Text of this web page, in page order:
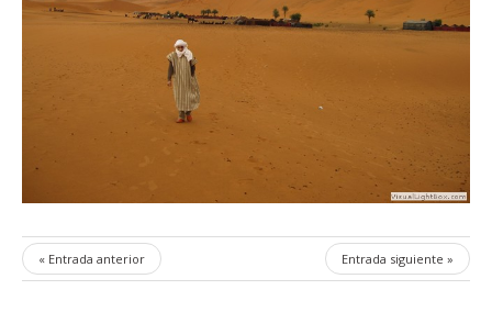
« Entrada anterior Entrada siguiente »